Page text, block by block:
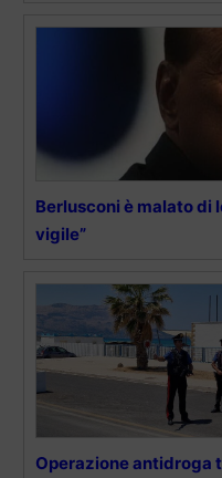
Berlusconi è malato di
vigile”
Operazione antidroga